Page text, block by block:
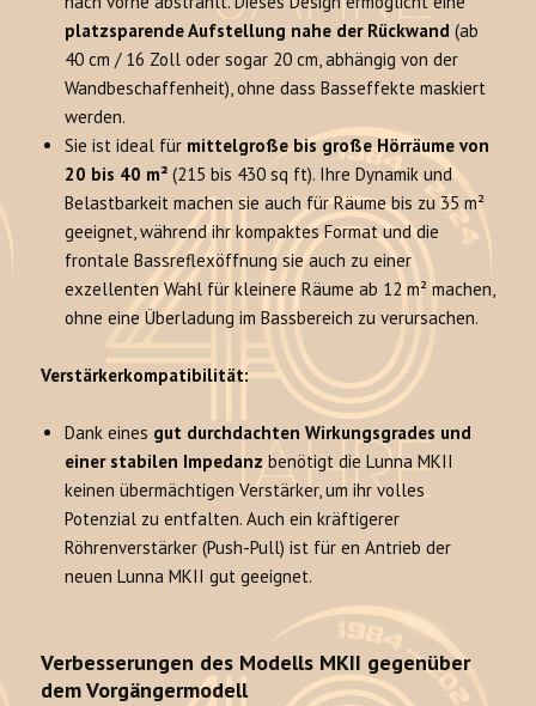
platzsparende Aufstellung nahe der Rückwand (ab
40 cm / 16 Zoll oder sogar 20 cm, abhängig von der
Wandbeschaffenheit), ohne dass Basseffekte maskiert
werden.
Sie ist ideal für mittelgroße bis große Hörräume von
20 bis 40 m² (215 bis 430 sq ft). Ihre Dynamik und
Belastbarkeit machen sie auch für Räume bis zu 35 m²
geeignet, während ihr kompaktes Format und die
frontale Bassreflexöffnung sie auch zu einer
exzellenten Wahl für kleinere Räume ab 12 m² machen,
ohne eine Überladung im Bassbereich zu verursachen.
Verstärkerkompatibilität:
Dank eines gut durchdachten Wirkungsgrades und
einer stabilen Impedanz benötigt die Lunna MKII
keinen übermächtigen Verstärker, um ihr volles
Potenzial zu entfalten. Auch ein kräftigerer
Röhrenverstärker (Push-Pull) ist für en Antrieb der
neuen Lunna MKII gut geeignet.
Verbesserungen des Modells MKII gegenüber
dem Vorgängermodell